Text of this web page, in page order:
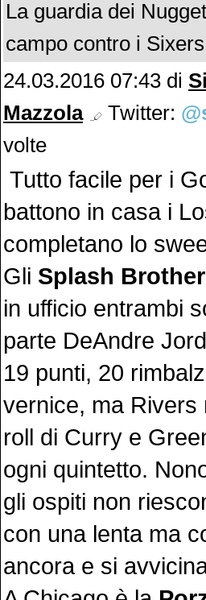
La guardia dei
campo contro i
24.03.2016 07:43 di
Mazzola
Twitter:
volte
Tutto facile per i
battono in casa i
completano lo
Gli Splash
in ufficio entrambi
parte DeAndre
19 punti, 20
vernice, ma Rivers
roll di Curry e
ogni quintetto.
gli ospiti non
con una lenta ma
ancora e si